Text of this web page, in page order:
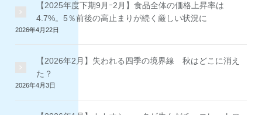
【2025年度下期9月ｰ2月】食品全体の価格上昇率は
4.7%。5％前後の高止まりが続く厳しい状況に
2026年4月22日
【2026年2月】失われる四季の境界線 秋はどこに消え
た？
2026年4月3日